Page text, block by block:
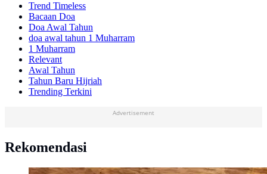
Trend Timeless
Bacaan Doa
Doa Awal Tahun
doa awal tahun 1 Muharram
1 Muharram
Relevant
Awal Tahun
Tahun Baru Hijriah
Trending Terkini
Advertisement
Rekomendasi